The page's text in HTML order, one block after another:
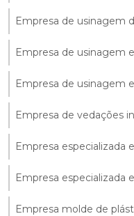
Empresa de usinagem
Empresa de usinagem
Empresa de usinagem
Empresa de vedações
Empresa especializada
Empresa especializada
Empresa molde de